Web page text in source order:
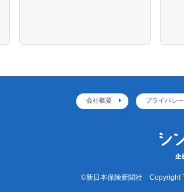
会社概要 プライバシ
©新日本保険新聞社 Copyright